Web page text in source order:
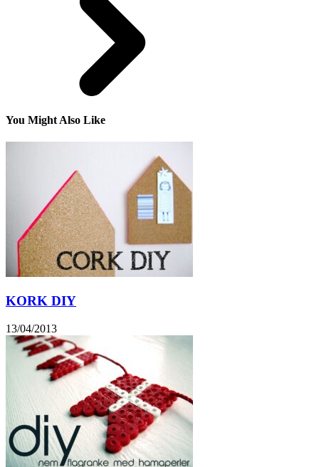
You Might Also Like
KORK DIY
13/04/2013